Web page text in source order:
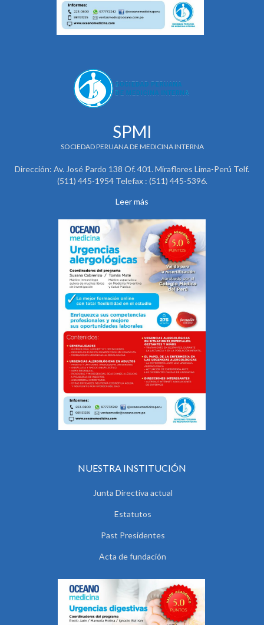
SPMI
SOCIEDAD PERUANA DE MEDICINA INTERNA
Dirección: Av. José Pardo 138 Of. 401. Miraflores Lima-Perú Telf.
(511) 445-1954 Telefax : (511) 445-5396.
Leer más
NUESTRA INSTITUCIÓN
Junta Directiva actual
Estatutos
Past Presidentes
Acta de fundación